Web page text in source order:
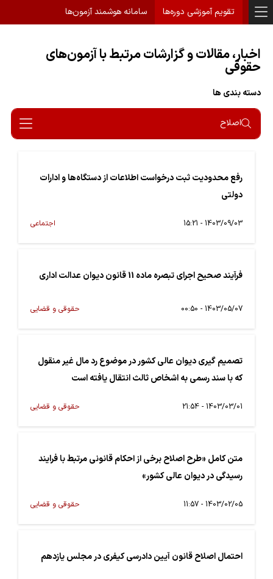
تقویم آموزشی دوره‌ها سامانه هوشمند آزمون‌ها
اخبار، مقالات و گزارشات مرتبط با آزمون‌های
حقوقی
دسته بندی ها
اصلاح
رفع محدودیت ثبت درخواست اطلاعات از دستگاه‌ها و ادارات
دولتی
1403/09/03 - 15:21 اجتماعی
فرآیند صحیح اجرای تبصره ماده 11 قانون دیوان عدالت اداری
1403/05/07 - 00:50 حقوقی و قضایی
تصمیم گیری دیوان عالی کشور در موضوع رد مال غیر منقول
که با سند رسمی به اشخاص ثالث انتقال یافته است
1403/03/01 - 21:54 حقوقی و قضایی
متن کامل «طرح اصلاح برخی از احکام قانونی مرتبط با فرایند
رسیدگی در دیوان عالی کشور»
1403/02/05 - 11:57 حقوقی و قضایی
احتمال اصلاح قانون آیین دادرسی کیفری در مجلس یازدهم